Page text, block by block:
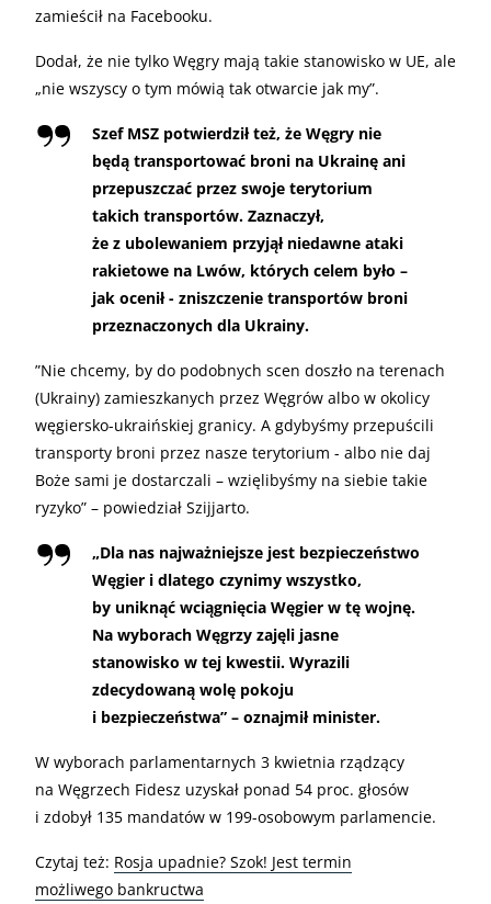
zamieścił na Facebooku.
Dodał, że nie tylko Węgry mają takie stanowisko w UE, ale
„nie wszyscy o tym mówią tak otwarcie jak my”.
Szef MSZ potwierdził też, że Węgry nie
będą transportować broni na Ukrainę ani
przepuszczać przez swoje terytorium
takich transportów. Zaznaczył,
że z ubolewaniem przyjął niedawne ataki
rakietowe na Lwów, których celem było –
jak ocenił - zniszczenie transportów broni
przeznaczonych dla Ukrainy.
”Nie chcemy, by do podobnych scen doszło na terenach
(Ukrainy) zamieszkanych przez Węgrów albo w okolicy
węgiersko-ukraińskiej granicy. A gdybyśmy przepuścili
transporty broni przez nasze terytorium - albo nie daj
Boże sami je dostarczali – wzięlibyśmy na siebie takie
ryzyko” – powiedział Szijjarto.
„Dla nas najważniejsze jest bezpieczeństwo
Węgier i dlatego czynimy wszystko,
by uniknąć wciągnięcia Węgier w tę wojnę.
Na wyborach Węgrzy zajęli jasne
stanowisko w tej kwestii. Wyrazili
zdecydowaną wolę pokoju
i bezpieczeństwa” – oznajmił minister.
W wyborach parlamentarnych 3 kwietnia rządzący
na Węgrzech Fidesz uzyskał ponad 54 proc. głosów
i zdobył 135 mandatów w 199-osobowym parlamencie.
Czytaj też: Rosja upadnie? Szok! Jest termin
możliwego bankructwa